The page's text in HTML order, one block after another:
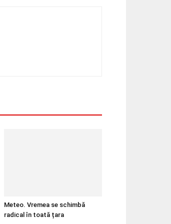
Meteo. Vremea se schimbă
radical în toată țara